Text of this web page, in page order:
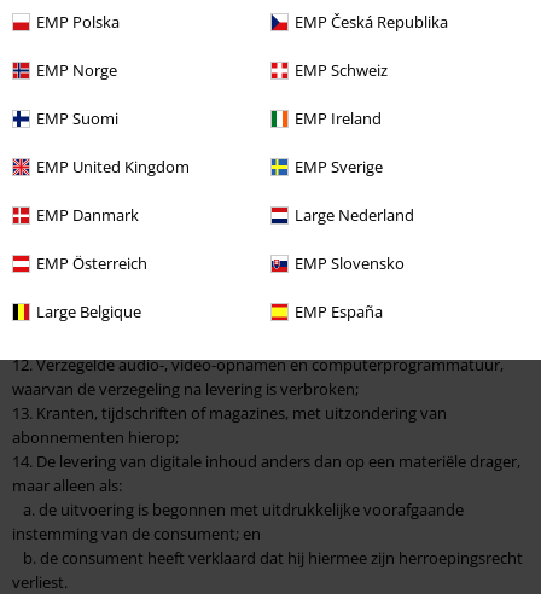
EMP Polska EMP Česká Republika
EMP Norge EMP Schweiz
EMP Suomi EMP Ireland
EMP United Kingdom EMP Sverige
EMP Danmark Large Nederland
EMP Österreich EMP Slovensko
Large Belgique EMP España
niet geprefabriceerd zijn en die worden vervaardigd op basis van een
een specifieke persoon bestemd zijn;
9. Verzegelde producten die om redenen van gezondheidsbescherming
de verzegeling na levering is verbroken;
zijn met andere producten;
sluiten van de overeenkomst, maar waarvan de levering slechts kan
is van schommelingen van de markt waarop de ondernemer geen
12. Verzegelde audio-, video-opnamen en computerprogrammatuur,
waarvan de verzegeling na levering is verbroken;
13. Kranten, tijdschriften of magazines, met uitzondering van
abonnementen hierop;
14. De levering van digitale inhoud anders dan op een materiële drager,
maar alleen als:
a. de uitvoering is begonnen met uitdrukkelijke voorafgaande
instemming van de consument; en
b. de consument heeft verklaard dat hij hiermee zijn herroepingsrecht
verliest.